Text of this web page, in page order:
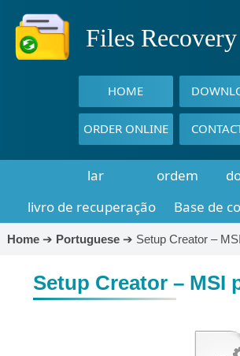
Files Recovery
HOME
ORDER ONLINE
lar ordem
livro de recuperação
Base de
Home➔ Portuguese➔ Setup Creator –
Setup Creator – MSI